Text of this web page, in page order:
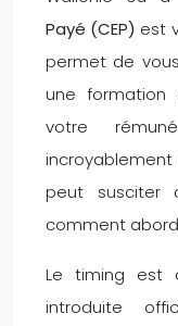
Payé (CEP) est
permet de
une formation
votre
peut susciter
comment
Le timing est
introduite